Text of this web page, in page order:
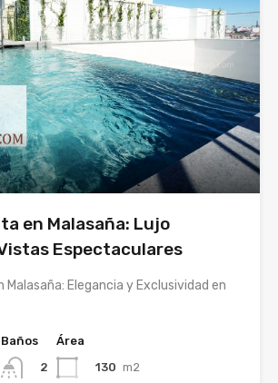
en Malasaña: Lujo
Espectaculares
Malasaña: Elegancia y Exclusividad en
Baños
2
Área
130 m2